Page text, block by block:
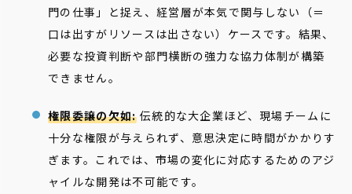
門の仕事」と捉え、経営層が本気で関与しない（＝
口は出すがリソースは出さない）ケースです。結果、
必要な投資判断や部門横断の強力な協力体制が構築
できません。
権限委譲の欠如:伝統的な大企業ほど、現場チームに
十分な権限が与えられず、意思決定に時間がかかりす
ぎます。これでは、市場の変化に対応するためのアジ
ャイルな開発は不可能です。